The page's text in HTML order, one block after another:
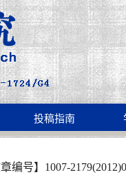
投稿指南
章编号】 1007-